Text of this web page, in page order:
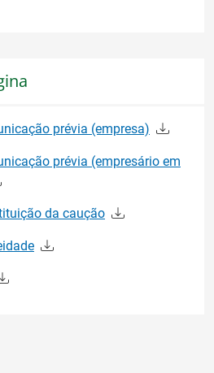
prévia (empresa)
prévia (empresário em
da caução